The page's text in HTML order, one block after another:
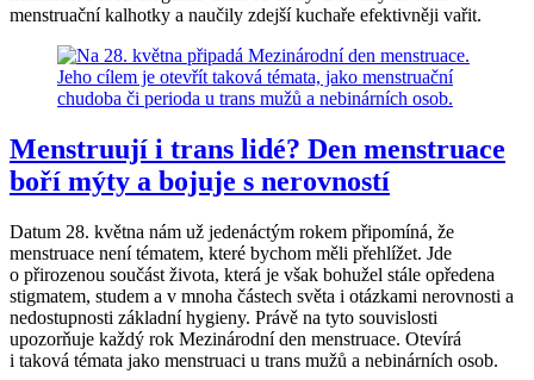
menstruační kalhotky a naučily zdejší kuchaře efektivněji vařit.
Menstruují i trans lidé? Den menstruace
boří mýty a bojuje s nerovností
Datum 28. května nám už jedenáctým rokem připomíná, že
menstruace není tématem, které bychom měli přehlížet. Jde
o přirozenou součást života, která je však bohužel stále opředena
stigmatem, studem a v mnoha částech světa i otázkami nerovnosti a
nedostupnosti základní hygieny. Právě na tyto souvislosti
upozorňuje každý rok Mezinárodní den menstruace. Otevírá
i taková témata jako menstruaci u trans mužů a nebinárních osob.